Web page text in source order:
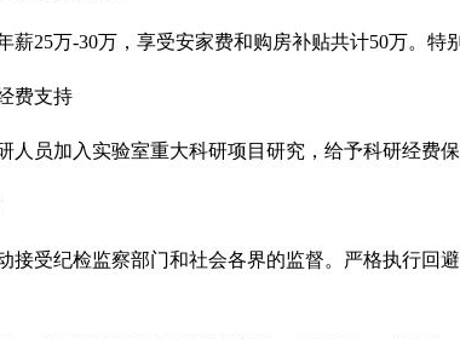
薪25万-30万 ，享受安家费和购房补贴共计50万。特
费支持
人员加入实验室重大科研项目研究，给予科研经费保
接受纪检监察部门和社会各界的监督。严格执行回